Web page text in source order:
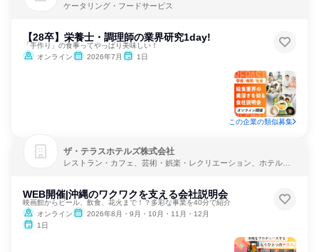
ケータリング・フードサービス
【28卒】栄養士・調理師の業界研究1day!
「手作り」の食事ってやっぱり美味しい！
オンライン
2026年7月 1日
この企業の類似募集
ザ・テラスホテルズ株式会社
レストラン・カフェ、芸術・娯楽・レクリエーション、ホテル・
WEB開催|沖縄のワクワクを支える会社説明会
映画館からビール、飲食、花火まで！？多彩な事業を40分で紹介
オンライン
2026年8月・9月・10月・11月・12月
1日